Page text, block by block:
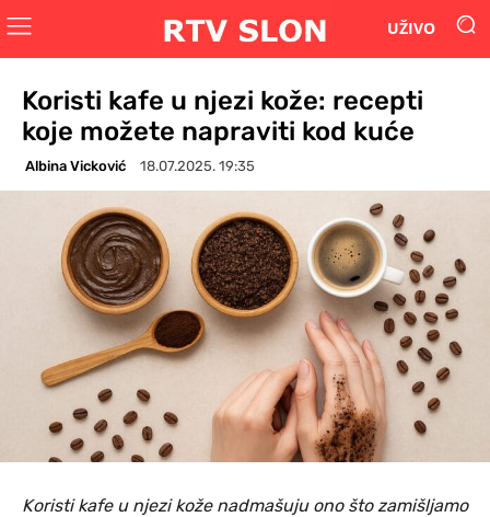
UŽIVO
Koristi kafe u njezi kože: recepti
koje možete napraviti kod kuće
Albina Vicković 18.07.2025. 19:35
Koristi kafe u njezi kože nadmašuju ono što zamišljamo